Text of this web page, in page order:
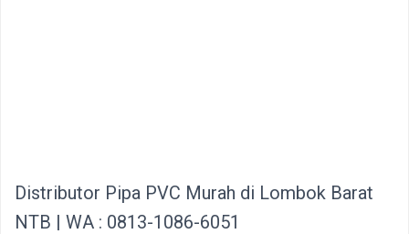
Distributor Pipa PVC Murah di Lombok Barat
NTB | WA : 0813-1086-6051